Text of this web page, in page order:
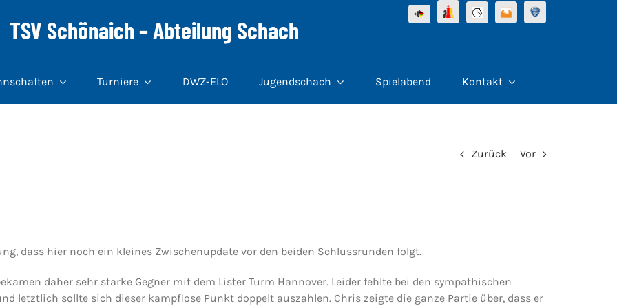
TSV Schönaich – Abteilung Schach
Turniere DWZ-ELO Jugendschach Spielabend Kontakt
Zurück Vor
dass hier noch ein kleines Zwischenupdate vor den beiden Schlussrunden folgt.
daher sehr starke Gegner mit dem Lister Turm Hannover. Leider fehlte bei den sympathischen
letztlich sollte sich dieser kampflose Punkt doppelt auszahlen. Chris zeigte die ganze Partie über, dass er